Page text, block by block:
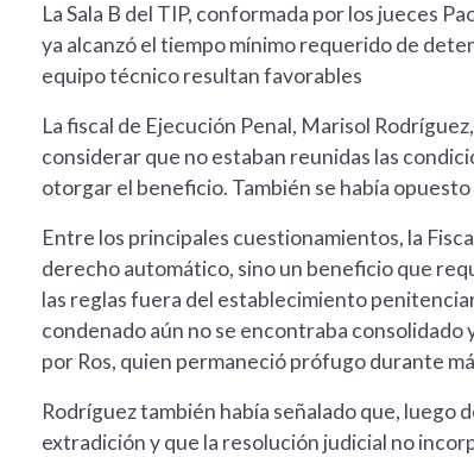
La Sala B del TIP, conformada por los jueces
ya alcanzó el tiempo mínimo requerido de
equipo técnico resultan favorables
La fiscal de Ejecución Penal, Marisol
considerar que no estaban reunidas las
otorgar el beneficio. También se había
Entre los principales cuestionamientos, la
derecho automático, sino un beneficio que
las reglas fuera del establecimiento
condenado aún no se encontraba
por Ros, quien permaneció prófugo durante
Rodríguez también había señalado que,
extradición y que la resolución judicial no